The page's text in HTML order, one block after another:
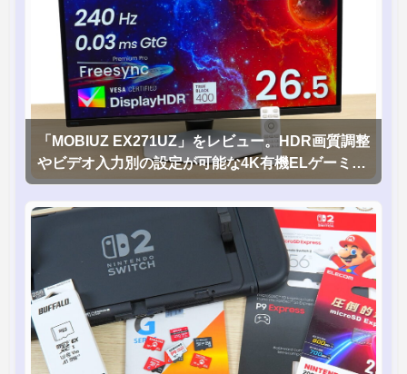
「MOBIUZ EX271UZ」をレビュー。HDR画質調整
やビデオ入力別の設定が可能な4K有機ELゲーミン
グモニタを徹底検証